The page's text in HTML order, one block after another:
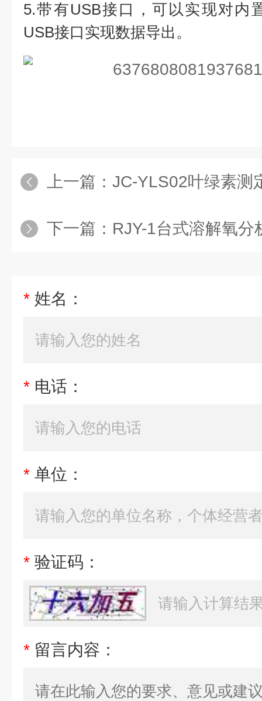
5.带有USB接口，可以实现对内
USB接口实现数据导出。
上一篇： JC-YLS02叶绿素测
下一篇： RJY-1台式溶解氧分
* 姓名：
* 电话：
* 单位：
* 验证码：
* 留言内容：